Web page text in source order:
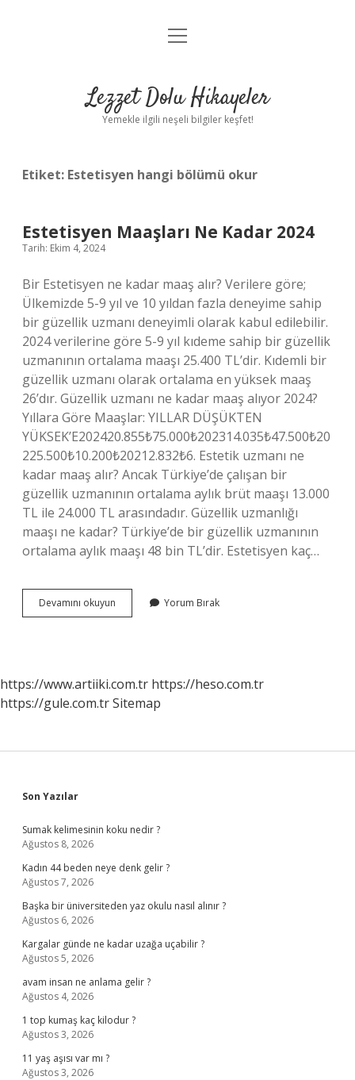
Anasayfa
Yasal Uyarı
menüyü
Lezzet Dolu Hikayeler
Yemekle ilgili neşeli bilgiler keşfet!
Etiket: Estetisyen hangi bölümü okur
Estetisyen Maaşları Ne Kadar 2024
Tarih: Ekim 4, 2024
Bir Estetisyen ne kadar maaş alır? Verilere göre;
Ülkemizde 5-9 yıl ve 10 yıldan fazla deneyime sahip
bir güzellik uzmanı deneyimli olarak kabul edilebilir.
2024 verilerine göre 5-9 yıl kıdeme sahip bir güzellik
uzmanının ortalama maaşı 25.400 TL’dir. Kıdemli bir
güzellik uzmanı olarak ortalama en yüksek maaş
26’dır. Güzellik uzmanı ne kadar maaş alıyor 2024?
Yıllara Göre Maaşlar: YILLAR DÜŞÜKTEN
YÜKSEK’E202420.855₺75.000₺202314.035₺47.500₺20
225.500₺10.200₺20212.832₺6. Estetik uzmanı ne
kadar maaş alır? Ancak Türkiye’de çalışan bir
güzellik uzmanının ortalama aylık brüt maaşı 13.000
TL ile 24.000 TL arasındadır. Güzellik uzmanlığı
maaşı ne kadar? Türkiye’de bir güzellik uzmanının
ortalama aylık maaşı 48 bin TL’dir. Estetisyen kaç…
Devamını okuyun Estetisyen
Maaşları
Yorum Bırak
https://www.artiiki.com.tr https://heso.com.tr
https://gule.com.trSitemap
Sidebar
Son Yazılar
Sumak kelimesinin koku nedir ?
Ağustos 8, 2026
Kadın 44 beden neye denk gelir ?
Ağustos 7, 2026
Başka bir üniversiteden yaz okulu nasıl alınır ?
Ağustos 6, 2026
Kargalar günde ne kadar uzağa uçabilir ?
Ağustos 5, 2026
avam insan ne anlama gelir ?
Ağustos 4, 2026
1 top kumaş kaç kilodur ?
Ağustos 3, 2026
11 yaş aşısı var mı ?
Ağustos 3, 2026